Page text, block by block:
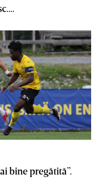
bine pregătită”.